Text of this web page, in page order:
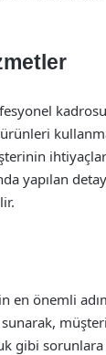
yapılan
en önemli
gibi